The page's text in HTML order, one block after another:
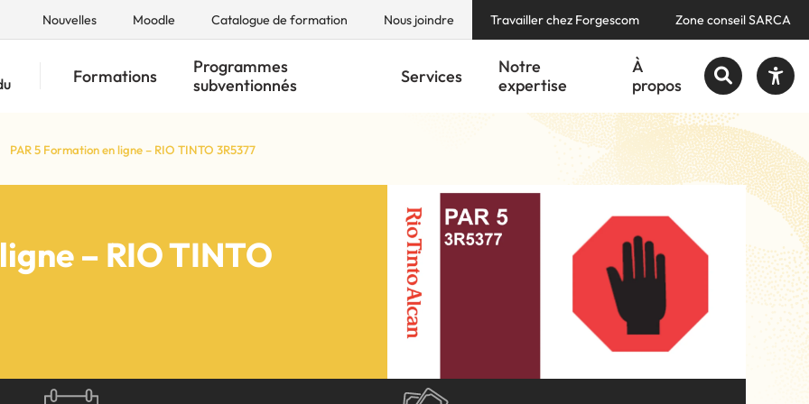
Nouvelles Moodle Catalogue de formation Nous joindre Travailler chez Forgescom Zone conseil SARCA
Formations
Programmes
subventionnés
Services
Reconnaissance des acquis et des compétences (RAC)
Reconnaissance des acquis et des compétences (RAC)
Notre
expertise
Santé et sécurité au travail (SST)
acquis (RAC)
À
propos
Services éducatifs adultes
Santé et sécurité au travail (SST)
acquis (RAC)
Augmenter le texte
Diminuer le texte
Niveau de gris
Contraste élevé
PAR 5 Formation en ligne – RIO TINTO 3R5377
– RIO TINTO